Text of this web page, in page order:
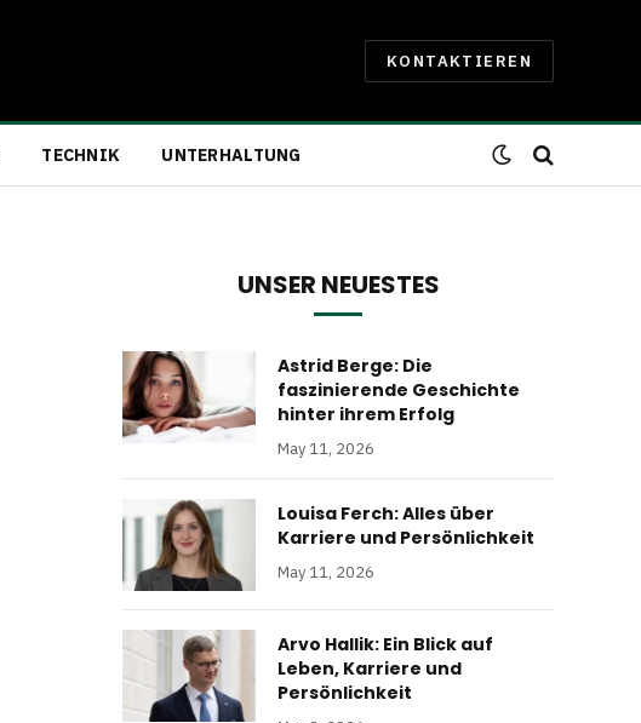
KONTAKTIEREN
TECHNIK UNTERHALTUNG
UNSER NEUESTES
Astrid Berge: Die
faszinierende Geschichte
hinter ihrem Erfolg
May 11, 2026
Louisa Ferch: Alles über
Karriere und Persönlichkeit
May 11, 2026
Arvo Hallik: Ein Blick auf
Leben, Karriere und
Persönlichkeit